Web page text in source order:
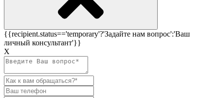
{{recipient.status=='temporary'?'Задайте нам вопрос':'Ваш
личный консультант'}}
Х